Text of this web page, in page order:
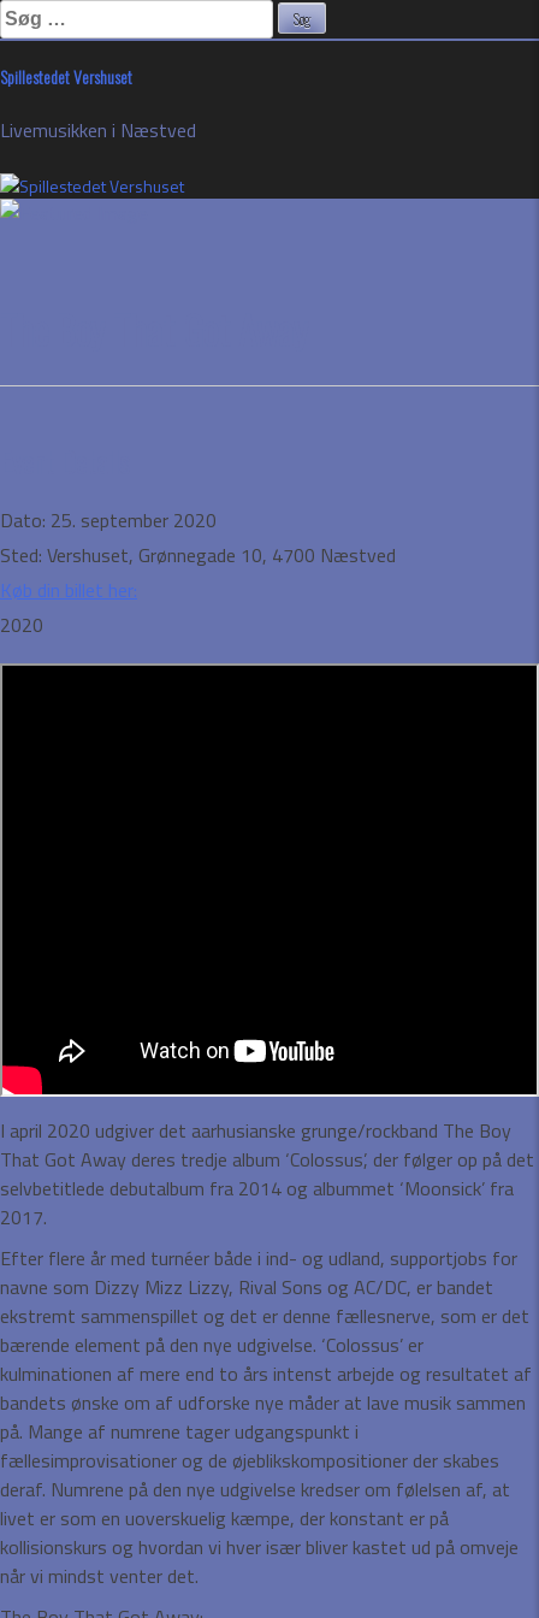
Søg
efter:
to
Spillestedet Vershuset
Livemusikken i Næstved
Dato: 25. september 2020
Sted: Vershuset, Grønnegade 10, 4700 Næstved
Køb din billet her:
2020
I april 2020 udgiver det aarhusianske grunge/rockband The Boy
That Got Away deres tredje album ‘Colossus’, der følger op på det
selvbetitlede debutalbum fra 2014 og albummet ‘Moonsick’ fra
2017.
Efter flere år med turnéer både i ind- og udland, supportjobs for
navne som Dizzy Mizz Lizzy, Rival Sons og AC/DC, er bandet
ekstremt sammenspillet og det er denne fællesnerve, som er det
bærende element på den nye udgivelse. ‘Colossus’ er
kulminationen af mere end to års intenst arbejde og resultatet af
bandets ønske om af udforske nye måder at lave musik sammen
på. Mange af numrene tager udgangspunkt i
fællesimprovisationer og de øjeblikskompositioner der skabes
deraf. Numrene på den nye udgivelse kredser om følelsen af, at
livet er som en uoverskuelig kæmpe, der konstant er på
kollisionskurs og hvordan vi hver især bliver kastet ud på omveje
når vi mindst venter det.